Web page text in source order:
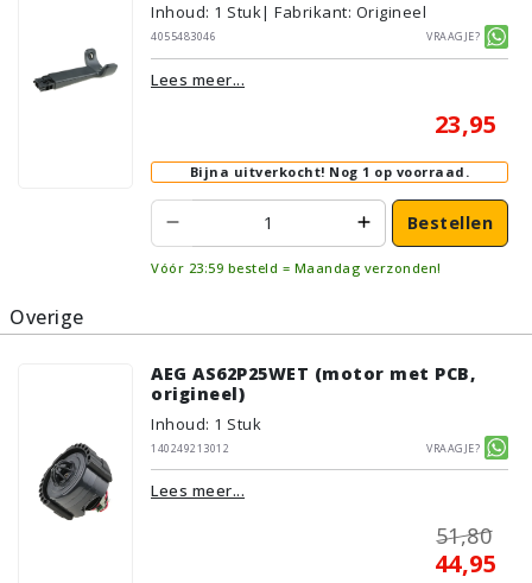
Inhoud: 1 Stuk| Fabrikant: Origineel
4055483046
Vraagje?
Lees meer...
23,95
Bijna uitverkocht! Nog 1 op voorraad.
Bestellen
Vóór 23:59 besteld = Maandag verzonden!
Overige
AEG AS62P25WET (motor met PCB,
origineel)
Inhoud: 1 Stuk
140249213012
Vraagje?
Lees meer...
51,80
44,95